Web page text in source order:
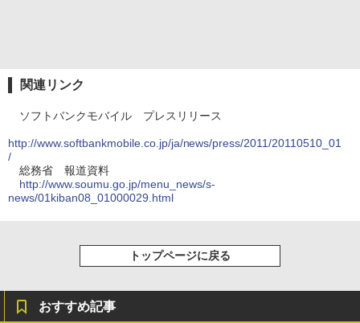
関連リンク
ソフトバンクモバイル プレスリリース
http://www.softbankmobile.co.jp/ja/news/press/2011/20110510_01
/
総務省 報道資料
http://www.soumu.go.jp/menu_news/s-
news/01kiban08_01000029.html
トップページに戻る
おすすめ記事